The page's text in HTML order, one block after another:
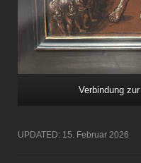
Verbindung
UPDATED: 15. Februar 2026